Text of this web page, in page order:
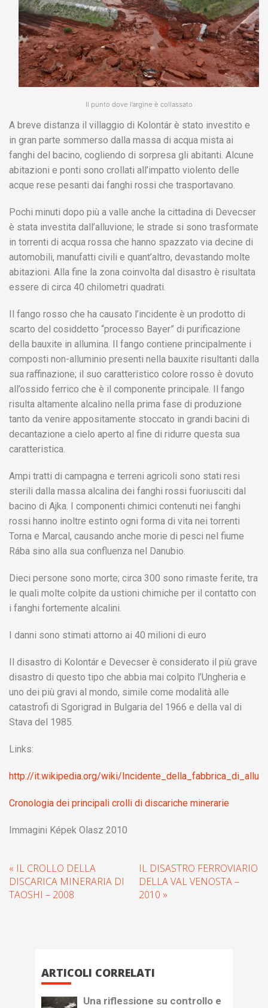
Il punto dove l’argine è collassato
A breve distanza il villaggio di Kolontár è stato investito e
in gran parte sommerso dalla massa di acqua mista ai
fanghi del bacino, cogliendo di sorpresa gli abitanti. Alcune
abitazioni e ponti sono crollati all’impatto violento delle
acque rese pesanti dai fanghi rossi che trasportavano.
Pochi minuti dopo più a valle anche la cittadina di Devecser
è stata investita dall’alluvione; le strade si sono trasformate
in torrenti di acqua rossa che hanno spazzato via decine di
automobili, manufatti civili e quant’altro, devastando molte
abitazioni. Alla fine la zona coinvolta dal disastro è risultata
essere di circa 40 chilometri quadrati.
Il fango rosso che ha causato l’incidente è un prodotto di
scarto del cosiddetto “processo Bayer” di purificazione
della bauxite in allumina. Il fango contiene principalmente i
composti non-alluminio presenti nella bauxite risultanti dalla
sua raffinazione; il suo caratteristico colore rosso è dovuto
all’ossido ferrico che è il componente principale. Il fango
risulta altamente alcalino nella prima fase di produzione
tanto da venire appositamente stoccato in grandi bacini di
decantazione a cielo aperto al fine di ridurre questa sua
caratteristica.
Ampi tratti di campagna e terreni agricoli sono stati resi
sterili dalla massa alcalina dei fanghi rossi fuoriusciti dal
bacino di Ajka. I componenti chimici contenuti nei fanghi
rossi hanno inoltre estinto ogni forma di vita nei torrenti
Torna e Marcal, causando anche morie di pesci nel fiume
Rába sino alla sua confluenza nel Danubio.
Dieci persone sono morte; circa 300 sono rimaste ferite, tra
le quali molte colpite da ustioni chimiche per il contatto con
i fanghi fortemente alcalini.
I danni sono stimati attorno ai 40 milioni di euro
Il disastro di Kolontár e Devecser è considerato il più grave
disastro di questo tipo che abbia mai colpito l’Ungheria e
uno dei più gravi al mondo, simile come modalità alle
catastrofi di Sgorigrad in Bulgaria del 1966 e della val di
Stava del 1985.
Links:
http://it.wikipedia.org/wiki/
Cronologia dei principali crolli di discariche minerarie
Immagini Képek Olasz 2010
« IL CROLLO DELLA
DISCARICA MINERARIA DI
TAOSHI – 2008
IL DISASTRO FERROVIARIO
DELLA VAL VENOSTA –
2010 »
ARTICOLI CORRELATI
Una riflessione su controllo e